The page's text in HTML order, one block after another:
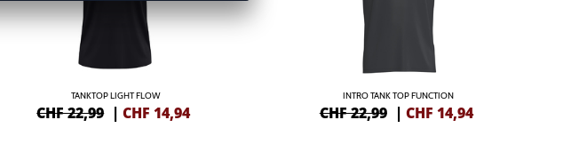
TANKTOP LIGHT FLOW
CHF 22,99 |CHF 14,94
INTRO TANK TOP FUNCTION
CHF 22,99 | CHF 14,94